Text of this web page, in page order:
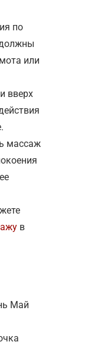
по
или
вверх
массаж
в
Май